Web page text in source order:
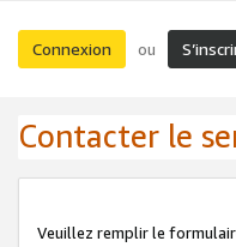
Connexion ou
Contacter le
Veuillez remplir le